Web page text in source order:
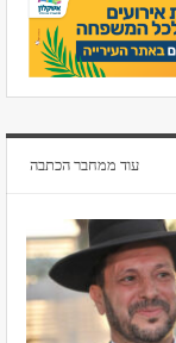
עוד ממחבר הכתבה